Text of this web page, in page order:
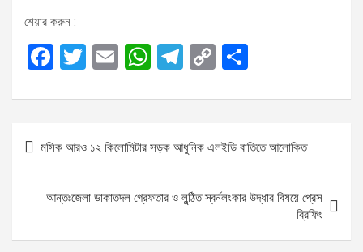
শেয়ার করুন :
F
ce
o
o
k
T
tt
er
E
ail
W
at
A
p
p
T
e
gr
a
m
C
py
Li
n
k
ar
e
n
মসিক আরও ১২ কিলোমিটার সড়ক আধুনিক এলইডি বাতিতে আলোকিত
আন্তঃজেলা ডাকাতদল গ্রেফতার ও লুন্ঠিত স্বর্নলংকার উদ্ধার বিষয়ে প্রেস
ব্রিফিং